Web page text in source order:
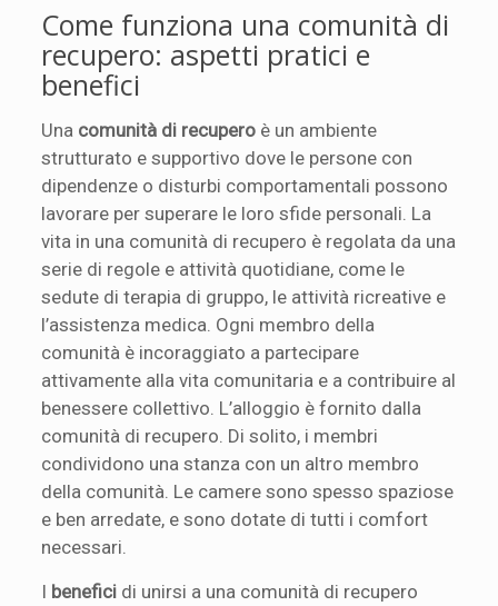
Come funziona una comunità di
recupero: aspetti pratici e
benefici
Una comunità di recupero è un ambiente
strutturato e supportivo dove le persone con
dipendenze o disturbi comportamentali possono
lavorare per superare le loro sfide personali. La
vita in una comunità di recupero è regolata da una
serie di regole e attività quotidiane, come le
sedute di terapia di gruppo, le attività ricreative e
l’assistenza medica. Ogni membro della
comunità è incoraggiato a partecipare
attivamente alla vita comunitaria e a contribuire al
benessere collettivo. L’alloggio è fornito dalla
comunità di recupero. Di solito, i membri
condividono una stanza con un altro membro
della comunità. Le camere sono spesso spaziose
e ben arredate, e sono dotate di tutti i comfort
necessari.
I benefici di unirsi a una comunità di recupero